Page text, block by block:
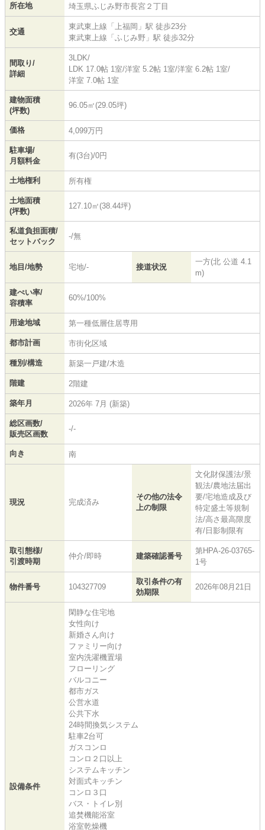
所在地 埼玉県ふじみ野市長宮 ２丁目
交通
東武東上線 「 上福岡 」駅 徒歩23分
東武東上線 「 ふじみ野 」駅 徒歩32分
間取り/
詳細
3LDK/
LDK 17.0帖 1室/洋室 5.2帖 1室/洋室 6.2帖 1室/
洋室 7.0帖 1室
建物面積
(坪数)
96.05㎡(29.05坪)
価格 4,099万円
駐車場/
月額料金
有(3台)/0円
土地権利 所有権
土地面積
(坪数)
127.10㎡(38.44坪)
私道負担面積/
セットバック
-/無
地目/地勢 宅地/- 接道状況
一方(北 公道 4.1
m)
建ぺい率/
容積率
60%/100%
用途地域 第一種低層住居専用
都市計画 市街化区域
種別/構造 新築一戸建/木造
階建 2階建
築年月 2026年 7月 (新築)
総区画数/
販売区画数
-/-
向き 南
現況 完成済み
その他の法令
上の制限
文化財保護法/景
観法/農地法届出
要/宅地造成及び
特定盛土等規制
法/高さ最高限度
有/日影制限有
取引態様/
引渡時期
仲介/即時 建築確認番号
第HPA-26-03765-
1号
物件番号 104327709
取引条件の有
効期限
2026年08月21日
設備条件
閑静な住宅地
女性向け
新婚さん向け
ファミリー向け
室内洗濯機置場
フローリング
バルコニー
都市ガス
公営水道
公共下水
24時間換気システム
駐車2台可
ガスコンロ
コンロ２口以上
システムキッチン
対面式キッチン
コンロ３口
バス・トイレ別
追焚機能浴室
浴室乾燥機